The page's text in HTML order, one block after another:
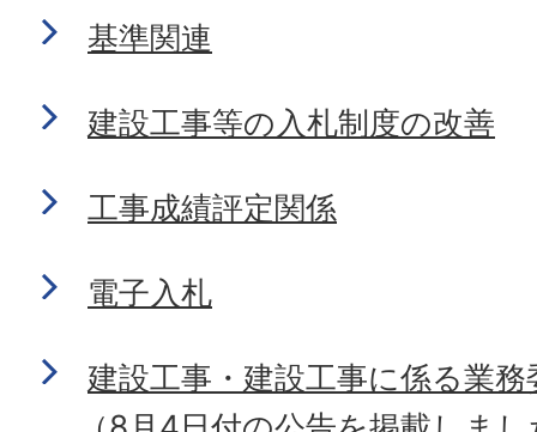
基準関連
建設工事等の入札制度の改善
工事成績評定関係
電子入札
建設工事・建設工事に係る業